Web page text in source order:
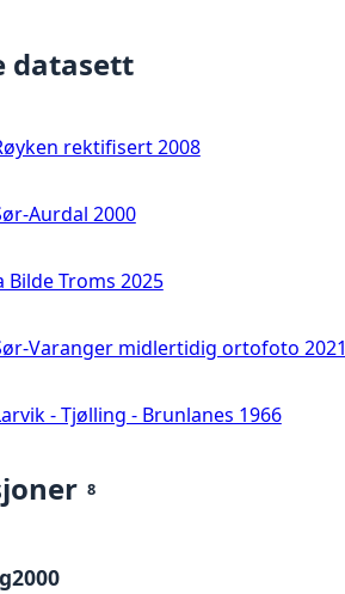
datasett
rektifisert 2008
Aurdal 2000
Bilde Troms 2025
Varanger midlertidig ortofoto 2021
- Tjølling - Brunlanes 1966
8